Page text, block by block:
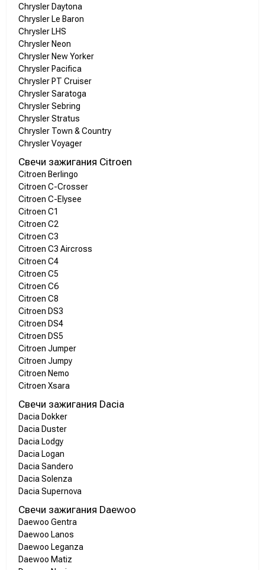
Chrysler Daytona
Chrysler Le Baron
Chrysler LHS
Chrysler Neon
Chrysler New Yorker
Chrysler Pacifica
Chrysler PT Cruiser
Chrysler Saratoga
Chrysler Sebring
Chrysler Stratus
Chrysler Town & Country
Chrysler Voyager
Свечи зажигания Citroen
Citroen Berlingo
Citroen C-Crosser
Citroen C-Elysee
Citroen C1
Citroen C2
Citroen C3
Citroen C3 Aircross
Citroen C4
Citroen C5
Citroen C6
Citroen C8
Citroen DS3
Citroen DS4
Citroen DS5
Citroen Jumper
Citroen Jumpy
Citroen Nemo
Citroen Xsara
Свечи зажигания Dacia
Dacia Dokker
Dacia Duster
Dacia Lodgy
Dacia Logan
Dacia Sandero
Dacia Solenza
Dacia Supernova
Свечи зажигания Daewoo
Daewoo Gentra
Daewoo Lanos
Daewoo Leganza
Daewoo Matiz